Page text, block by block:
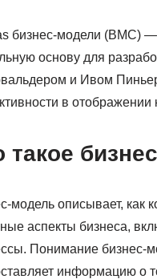
бизнес-модели (BMC) —
основу для
и Ивом
в отображении
такое
модель описывает, как
аспекты бизнеса,
Понимание бизнес-
информацию о